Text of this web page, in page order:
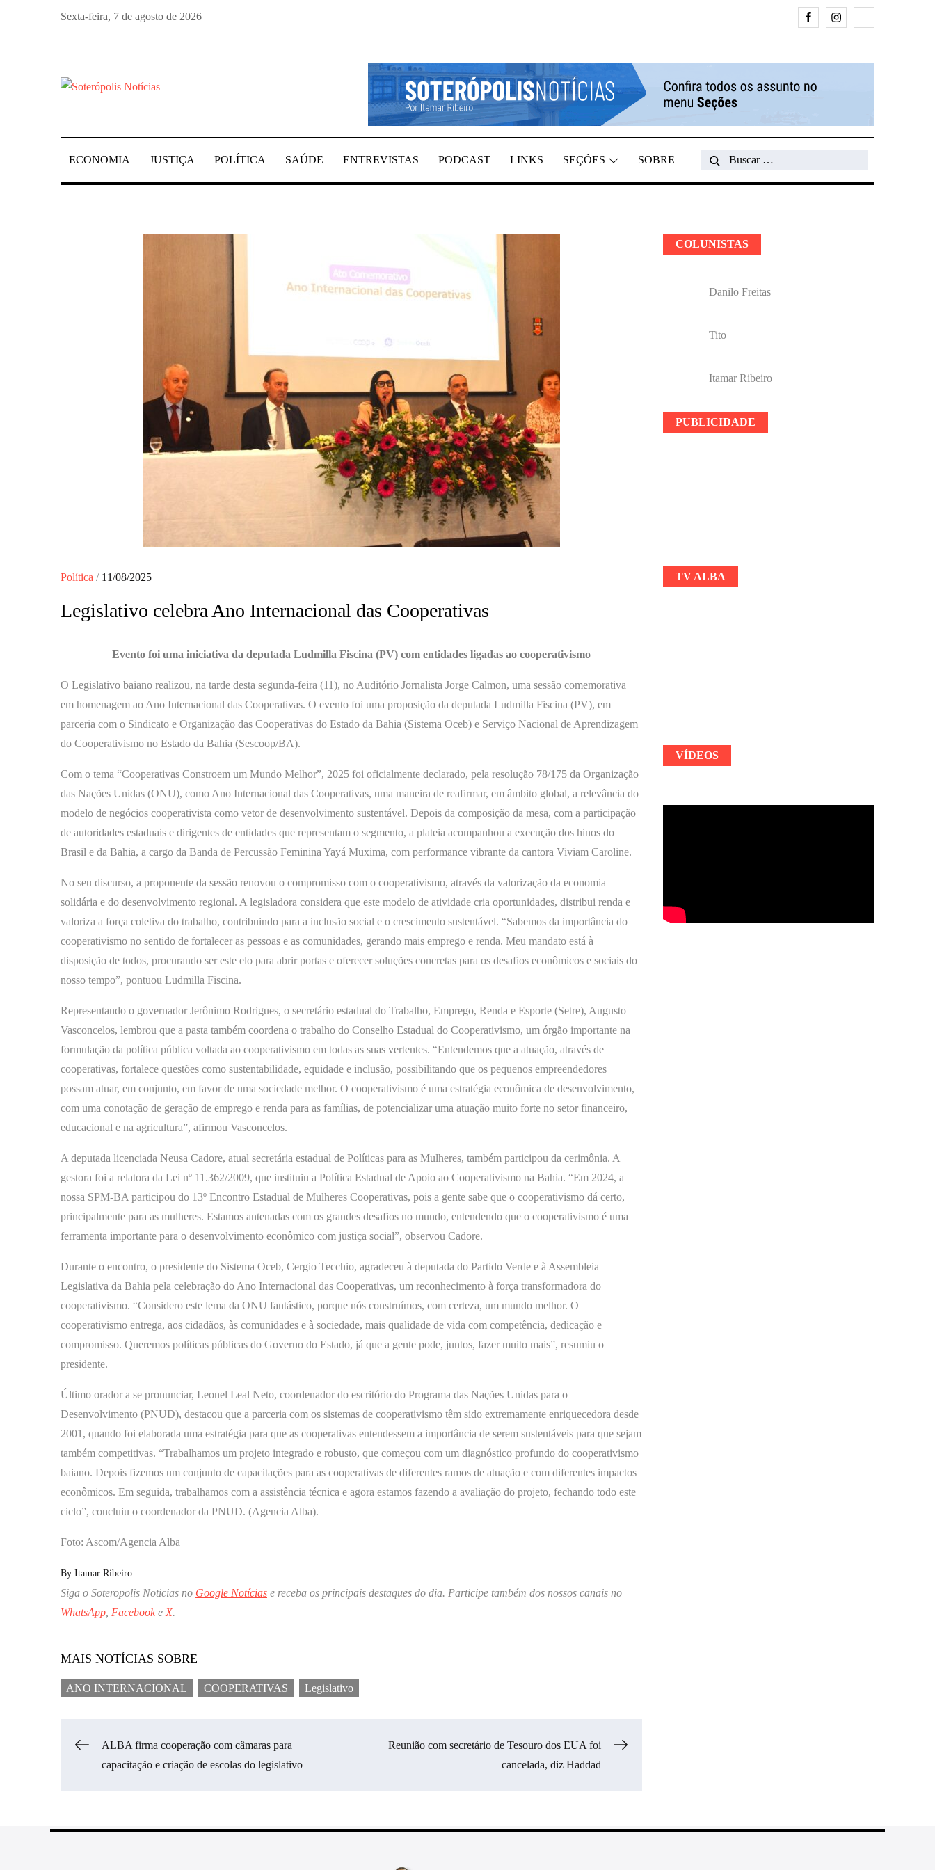
Sexta-feira, 7 de agosto de 2026 FacebookInstagram
SOTERÓPOLIS NOTÍCIAS
PORTAL DE NOTÍCIAS DE SALVADOR E REGIÃO, POR ITAMAR RIBEIRO
ECONOMIA JUSTIÇA POLÍTICA SAÚDE ENTREVISTAS PODCAST LINKS SEÇÕES SOBRE
Search
Search
Política Posted
11/08/2025
Legislativo celebra Ano Internacional das Cooperativas
Evento foi uma iniciativa da deputada Ludmilla Fiscina (PV) com entidades ligadas ao cooperativismo
O Legislativo baiano realizou, na tarde desta segunda-feira (11), no Auditório Jornalista Jorge Calmon, uma sessão comemorativa
em homenagem ao Ano Internacional das Cooperativas. O evento foi uma proposição da deputada Ludmilla Fiscina (PV), em
parceria com o Sindicato e Organização das Cooperativas do Estado da Bahia (Sistema Oceb) e Serviço Nacional de Aprendizagem
do Cooperativismo no Estado da Bahia (Sescoop/BA).
Com o tema “Cooperativas Constroem um Mundo Melhor”, 2025 foi oficialmente declarado, pela resolução 78/175 da Organização
das Nações Unidas (ONU), como Ano Internacional das Cooperativas, uma maneira de reafirmar, em âmbito global, a relevância do
modelo de negócios cooperativista como vetor de desenvolvimento sustentável. Depois da composição da mesa, com a participação
de autoridades estaduais e dirigentes de entidades que representam o segmento, a plateia acompanhou a execução dos hinos do
Brasil e da Bahia, a cargo da Banda de Percussão Feminina Yayá Muxima, com performance vibrante da cantora Viviam Caroline.
No seu discurso, a proponente da sessão renovou o compromisso com o cooperativismo, através da valorização da economia
solidária e do desenvolvimento regional. A legisladora considera que este modelo de atividade cria oportunidades, distribui renda e
valoriza a força coletiva do trabalho, contribuindo para a inclusão social e o crescimento sustentável. “Sabemos da importância do
cooperativismo no sentido de fortalecer as pessoas e as comunidades, gerando mais emprego e renda. Meu mandato está à
disposição de todos, procurando ser este elo para abrir portas e oferecer soluções concretas para os desafios econômicos e sociais do
nosso tempo”, pontuou Ludmilla Fiscina.
Representando o governador Jerônimo Rodrigues, o secretário estadual do Trabalho, Emprego, Renda e Esporte (Setre), Augusto
Vasconcelos, lembrou que a pasta também coordena o trabalho do Conselho Estadual do Cooperativismo, um órgão importante na
formulação da política pública voltada ao cooperativismo em todas as suas vertentes. “Entendemos que a atuação, através de
cooperativas, fortalece questões como sustentabilidade, equidade e inclusão, possibilitando que os pequenos empreendedores
possam atuar, em conjunto, em favor de uma sociedade melhor. O cooperativismo é uma estratégia econômica de desenvolvimento,
com uma conotação de geração de emprego e renda para as famílias, de potencializar uma atuação muito forte no setor financeiro,
educacional e na agricultura”, afirmou Vasconcelos.
A deputada licenciada Neusa Cadore, atual secretária estadual de Políticas para as Mulheres, também participou da cerimônia. A
gestora foi a relatora da Lei nº 11.362/2009, que instituiu a Política Estadual de Apoio ao Cooperativismo na Bahia. “Em 2024, a
nossa SPM-BA participou do 13º Encontro Estadual de Mulheres Cooperativas, pois a gente sabe que o cooperativismo dá certo,
principalmente para as mulheres. Estamos antenadas com os grandes desafios no mundo, entendendo que o cooperativismo é uma
ferramenta importante para o desenvolvimento econômico com justiça social”, observou Cadore.
Durante o encontro, o presidente do Sistema Oceb, Cergio Tecchio, agradeceu à deputada do Partido Verde e à Assembleia
Legislativa da Bahia pela celebração do Ano Internacional das Cooperativas, um reconhecimento à força transformadora do
cooperativismo. “Considero este lema da ONU fantástico, porque nós construímos, com certeza, um mundo melhor. O
cooperativismo entrega, aos cidadãos, às comunidades e à sociedade, mais qualidade de vida com competência, dedicação e
compromisso. Queremos políticas públicas do Governo do Estado, já que a gente pode, juntos, fazer muito mais”, resumiu o
presidente.
Último orador a se pronunciar, Leonel Leal Neto, coordenador do escritório do Programa das Nações Unidas para o
Desenvolvimento (PNUD), destacou que a parceria com os sistemas de cooperativismo têm sido extremamente enriquecedora desde
2001, quando foi elaborada uma estratégia para que as cooperativas entendessem a importância de serem sustentáveis para que sejam
também competitivas. “Trabalhamos um projeto integrado e robusto, que começou com um diagnóstico profundo do cooperativismo
baiano. Depois fizemos um conjunto de capacitações para as cooperativas de diferentes ramos de atuação e com diferentes impactos
econômicos. Em seguida, trabalhamos com a assistência técnica e agora estamos fazendo a avaliação do projeto, fechando todo este
ciclo”, concluiu o coordenador da PNUD. (Agencia Alba).
Foto: Ascom/Agencia Alba
By Itamar Ribeiro
Siga o Soteropolis Noticias no Google Notícias e receba os principais destaques do dia. Participe também dos nossos canais no
WhatsApp Facebook e X.
MAIS NOTÍCIAS SOBRE
ANO INTERNACIONAL COOPERATIVAS Legislativo
Navegação
Post
ALBA firma cooperação com câmaras para
capacitação e criação de escolas do legislativo
Reunião com secretário de Tesouro dos EUA foi
cancelada, diz Haddad
COLUNISTAS
Danilo Freitas
Tito
Itamar Ribeiro
PUBLICIDADE
TV ALBA
VÍDEOS